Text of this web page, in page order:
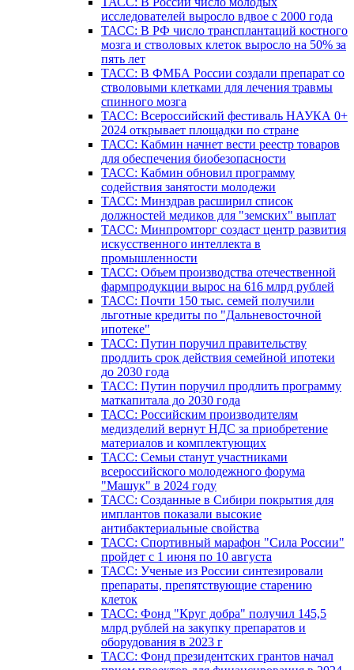
исследователей выросло вдвое с 2000 года
ТАСС: В РФ число трансплантаций костного
мозга и стволовых клеток выросло на 50% за
пять лет
ТАСС: В ФМБА России создали препарат со
стволовыми клетками для лечения травмы
спинного мозга
ТАСС: Всероссийский фестиваль НАУКА 0+
2024 открывает площадки по стране
ТАСС: Кабмин начнет вести реестр товаров
для обеспечения биобезопасности
ТАСС: Кабмин обновил программу
содействия занятости молодежи
ТАСС: Минздрав расширил список
должностей медиков для "земских" выплат
ТАСС: Минпромторг создаст центр развития
искусственного интеллекта в
промышленности
ТАСС: Объем производства отечественной
фармпродукции вырос на 616 млрд рублей
ТАСС: Почти 150 тыс. семей получили
льготные кредиты по "Дальневосточной
ипотеке"
ТАСС: Путин поручил правительству
продлить срок действия семейной ипотеки
до 2030 года
ТАСС: Путин поручил продлить программу
маткапитала до 2030 года
ТАСС: Российским производителям
медизделий вернут НДС за приобретение
материалов и комплектующих
ТАСС: Семьи станут участниками
всероссийского молодежного форума
"Машук" в 2024 году
ТАСС: Созданные в Сибири покрытия для
имплантов показали высокие
антибактериальные свойства
ТАСС: Спортивный марафон "Сила России"
пройдет с 1 июня по 10 августа
ТАСС: Ученые из России синтезировали
препараты, препятствующие старению
клеток
ТАСС: Фонд "Круг добра" получил 145,5
млрд рублей на закупку препаратов и
оборудования в 2023 г
ТАСС: Фонд президентских грантов начал